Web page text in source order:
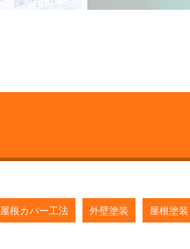
屋根カバー工法 外壁塗装 屋根塗装